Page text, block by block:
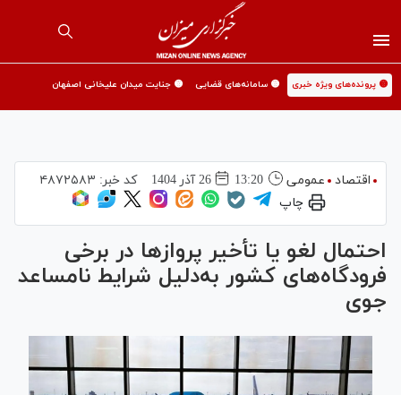
🟡 پرونده‌های ویژه خبری 🟡 سامانه‌های قضایی 🟡 جنایت میدان علیخانی اصفهان
اقتصاد عمومی 13:20 26 آذر 1404 کد خبر: ۴۸۷۲۵۸۳
چاپ
احتمال لغو یا تأخیر پرواز‌ها در برخی
فرودگاه‌های کشور به‌دلیل شرایط نامساعد
جوی